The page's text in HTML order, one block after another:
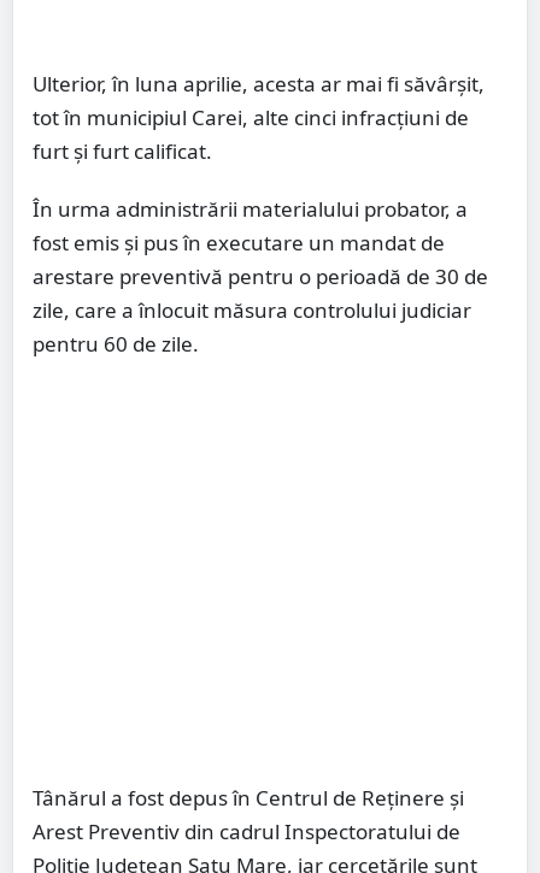
Ulterior, în luna aprilie, acesta ar mai fi săvârșit,
tot în municipiul Carei, alte cinci infracțiuni de
furt și furt calificat.
În urma administrării materialului probator, a
fost emis și pus în executare un mandat de
arestare preventivă pentru o perioadă de 30 de
zile, care a înlocuit măsura controlului judiciar
pentru 60 de zile.
Tânărul a fost depus în Centrul de Reținere și
Arest Preventiv din cadrul Inspectoratului de
Poliție Județean Satu Mare, iar cercetările sunt